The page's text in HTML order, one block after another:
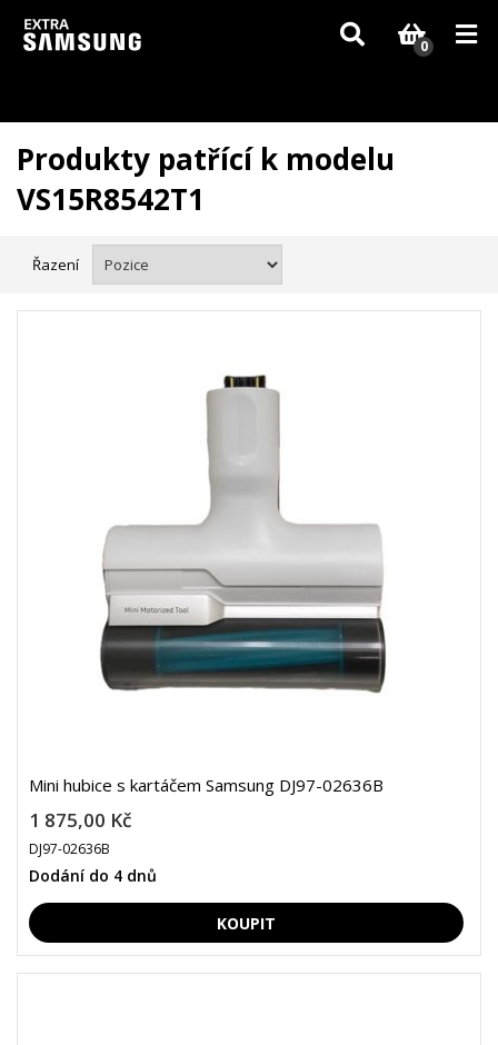
Vzhledem k aktuální situaci se může dodání dílů, které nejsou skladem,
zpozdit. Děkujeme za pochopení.
0
Produkty patřící k modelu
VS15R8542T1
Řazení
Mini hubice s kartáčem Samsung DJ97-02636B
1 875,00 Kč
DJ97-02636B
Dodání do 4 dnů